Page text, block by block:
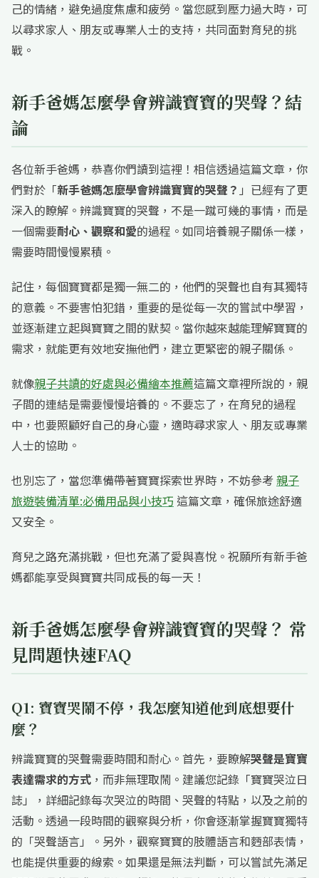
己的情緒，避免過度焦慮和疲勞。當您感到壓力過大時，可
以尋求家人、朋友或專業人士的支持，共同面對育兒的挑
戰。
新手爸媽怎麼學會辨識寶寶的哭聲？結
論
各位新手爸媽，恭喜你們讀到這裡！相信透過這篇文章，你
們對於「新手爸媽怎麼學會辨識寶寶的哭聲？ 」已經有了更
深入的瞭解。辨識寶寶的哭聲，不是一蹴可幾的事情，而是
一個需要耐心、觀察和愛的過程。如同培養親子關係一樣，
需要時間慢慢累積。
記住，每個寶寶都是獨一無二的，他們的哭聲也自有其獨特
的意義。不要害怕犯錯，重要的是從每一次的嘗試中學習，
並逐漸建立起與寶寶之間的默契。當你越來越能理解寶寶的
需求，就能更有效地安撫他們，建立更緊密的親子關係。
就像親子共讀的好處與必備繪本推薦這篇文章裡所說的，親
子間的連結是需要慢慢培養的。不要忘了，在育兒的過程
中，也要照顧好自己的身心靈，適時尋求家人、朋友或專業
人士的協助。
也別忘了，當您準備帶著寶寶探索世界時，不妨參考親子
旅遊裝備清單:必備用品與小技巧 這篇文章，確保旅途舒適
又安全。
育兒之路充滿挑戰，但也充滿了愛與喜悅。祝願所有新手爸
媽都能享受與寶寶共同成長的每一天！
新手爸媽怎麼學會辨識寶寶的哭聲？ 常
見問題快速FAQ
Q1: 寶寶哭鬧不停，我怎麼知道他到底想要什
麼？
辨識寶寶的哭聲需要時間和耐心。首先，要瞭解哭聲是寶寶
表達需求的方式 ，而非無理取鬧。建議您記錄「寶寶哭泣日
誌」，詳細記錄每次哭泣的時間、哭聲的特點，以及之前的
活動。透過一段時間的觀察與分析，你會逐漸掌握寶寶獨特
的「哭聲語言」。另外，觀察寶寶的肢體語言和麪部表情，
也能提供重要的線索。如果還是無法判斷，可以嘗試先滿足